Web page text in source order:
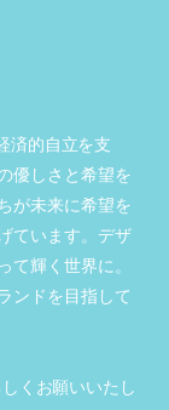
済的自立を支
優しさと希望を
が未来に希望を
ています。デザ
輝く世界に。
ンドを目指して
くお願いいたし